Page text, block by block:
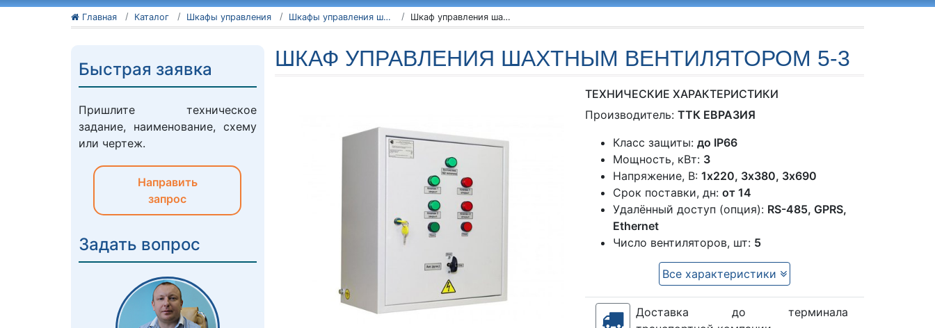
Главная Каталог Шкафы управления Шкафы управления шахтными вентиляторами Шкаф управления шахтным вентилятором 5-3
ШКАФ УПРАВЛЕНИЯ ШАХТНЫМ ВЕНТИЛЯТОРОМ 5-3
ТЕХНИЧЕСКИЕ ХАРАКТЕРИСТИКИ
Производитель:ТТК ЕВРАЗИЯ
Класс защиты:до IP66
Мощность, кВт: 3
Напряжение, В:1x220, 3х380, 3х690
Срок поставки, дн:от 14
Удалённый доступ (опция): RS-485, GPRS,
Ethernet
Число вентиляторов, шт: 5
Все характеристики
Доставка до терминала
Быстрая заявка
Пришлите техническое
задание, наименование, схему
или чертеж.
Направить
запрос
Задать вопрос